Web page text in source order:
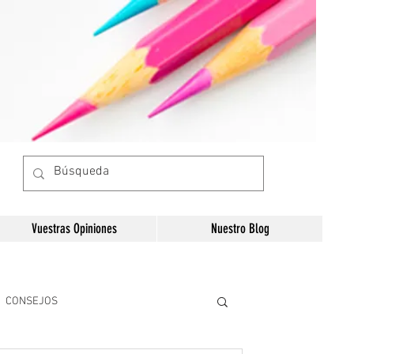
Vuestras Opiniones Nuestro Blog
CONSEJOS